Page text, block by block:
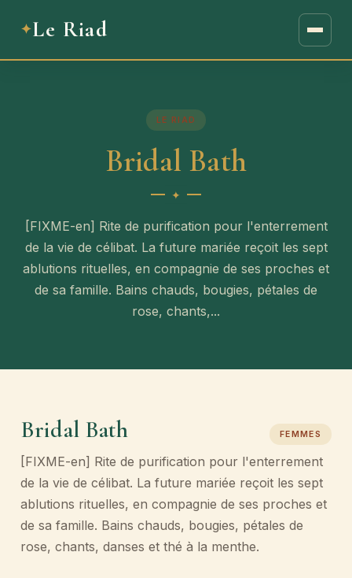
Le Riad
LE RIAD
Bridal Bath
[FIXME-en] Rite de purification pour l'enterrement
de la vie de célibat. La future mariée reçoit les sept
ablutions rituelles, en compagnie de ses proches et
de sa famille. Bains chauds, bougies, pétales de
rose, chants,...
Bridal Bath FEMMES
[FIXME-en] Rite de purification pour l'enterrement
de la vie de célibat. La future mariée reçoit les sept
ablutions rituelles, en compagnie de ses proches et
de sa famille. Bains chauds, bougies, pétales de
rose, chants, danses et thé à la menthe.